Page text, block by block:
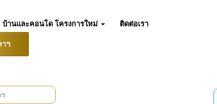
บ้านและคอนโด โครงการใหม่ ติดต่อเรา
าฯ